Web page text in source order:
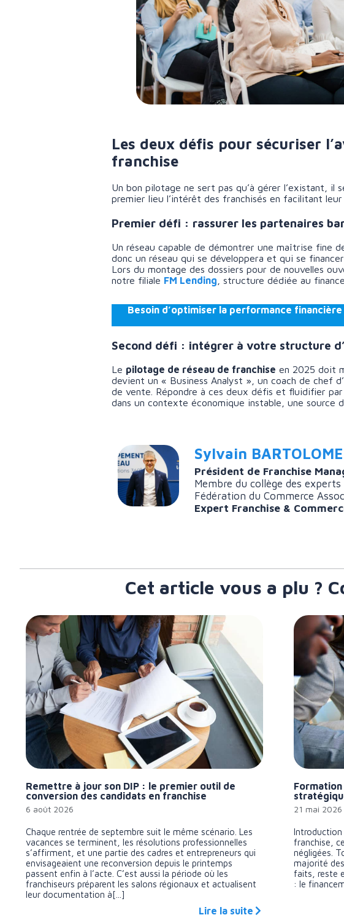
Les deux défis pour sécuriser
franchise
Un bon pilotage ne sert pas qu’à gérer l’existant,
premier lieu l’intérêt des franchisés en facilitant leur
Premier défi : rassurer les partenaires
Un réseau capable de démontrer une maîtrise fine
donc un réseau qui se développera et qui se
Lors du montage des dossiers pour de nouvelles
notre filiale FM Lending , structure dédiée au
Besoin d’optimiser la performance
Second défi : intégrer à votre structure
Le pilotage de réseau de franchise en 2025 doit
devient un « Business Analyst », un coach de chef
de vente. Répondre à ces deux défis et fluidifier
dans un contexte économique instable, une source
Sylvain
Président de Franchise
Membre du collège des
Fédération du Commerce
Expert Franchise &
Cet article vous a plu ?
Remettre à jour son DIP : le premier outil de
conversion des candidats en franchise
6 août 2026
Chaque rentrée de septembre suit le même scénario. Les
vacances se terminent, les résolutions professionnelles
s’affirment, et une partie des cadres et entrepreneurs qui
envisageaient une reconversion depuis le printemps
passent enfin à l’acte. C’est aussi la période où les
franchiseurs préparent les salons régionaux et actualisent
leur documentation à[...]
Lire la suite
21 mai 2026
Introduction
franchise,
négligées.
majorité
faits, reste
: le